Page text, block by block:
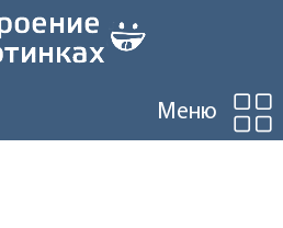
Меню